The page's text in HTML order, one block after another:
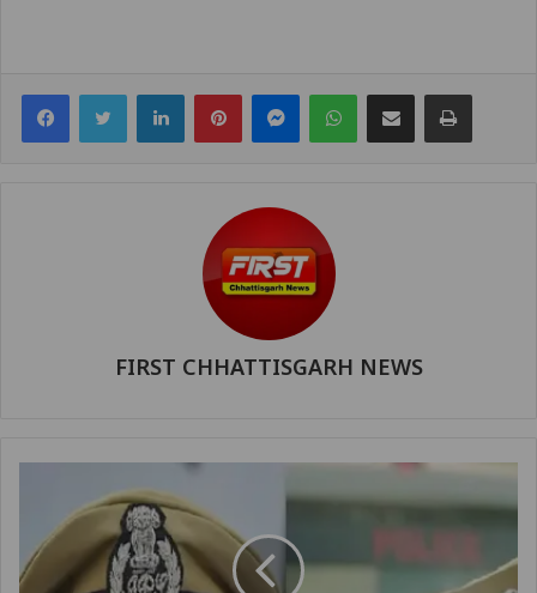
FacebookTwitter LinkedInPinterestMessengerWhatsAppShare via Email Print
FIRST CHHATTISGARH NEWS